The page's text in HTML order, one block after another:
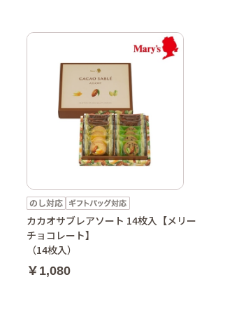
カカオサブレアソート 14枚入【メリー
チョコレート】
（14枚入）
￥1,080